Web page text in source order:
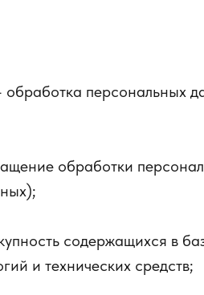
персональных
обработки
содержащихся в
и технических средств;